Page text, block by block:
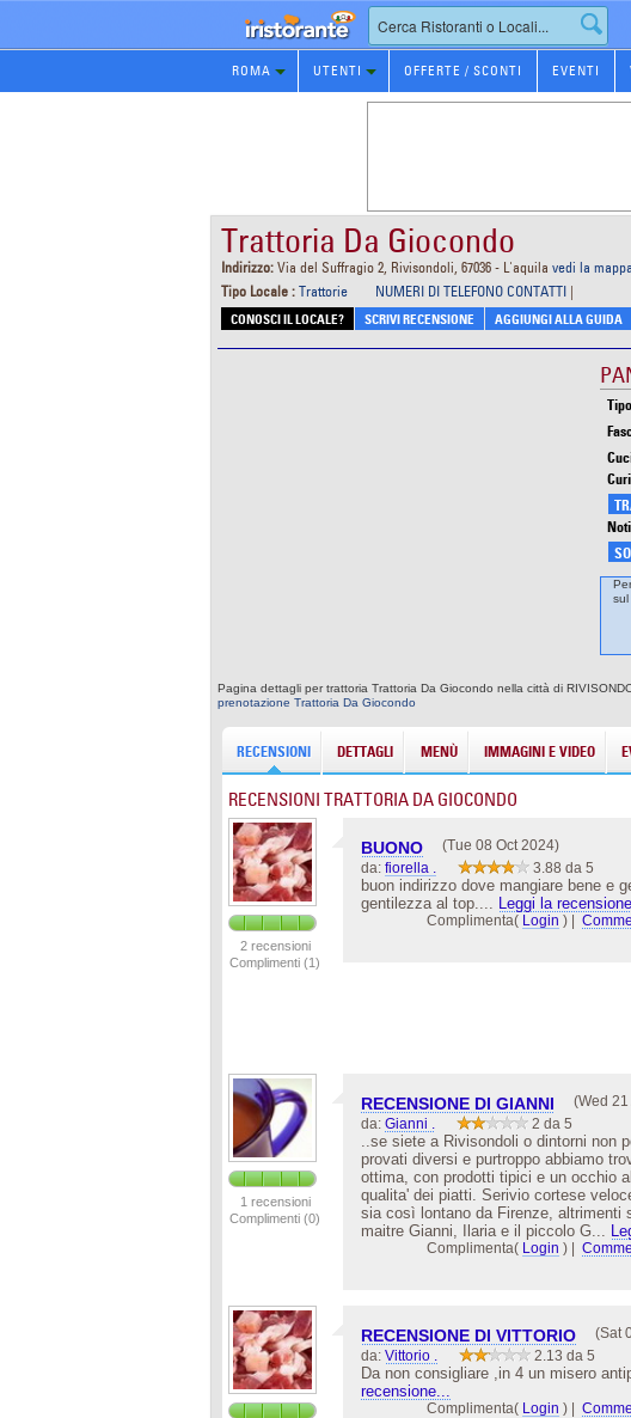
Prenotazione
Ristorante
ROMA UTENTI OFFERTE / SCONTI EVENTI
Trattoria Da Giocondo
Indirizzo: Via del Suffragio 2, Rivisondoli, 67036 - L'aquila vedi la mappa
Tipo Locale : Trattorie NUMERI DI TELEFONO CONTATTI |
CONOSCI IL LOCALE? SCRIVI RECENSIONE AGGIUNGI ALLA GUIDA
sul
Pagina dettagli per trattoria Trattoria Da Giocondo nella città di
prenotazione Trattoria Da Giocondo
RECENSIONI DETTAGLI MENÙ IMMAGINI E VIDEO
RECENSIONI TRATTORIA DA GIOCONDO
2 recensioni
Complimenti (1)
BUONO (Tue 08 Oct 2024)
da: fiorella . 3.88 da 5
buon indirizzo dove mangiare bene e
gentilezza al top....
Leggi la
Complimenta( Login )
1 recensioni
Complimenti (0)
RECENSIONE DI GIANNI (Wed
da: Gianni . 2 da 5
..se siete a Rivisondoli o dintorni non
provati diversi e purtroppo abbiamo
ottima, con prodotti tipici e un occhio
qualita' dei piatti. Serivio cortese
sia così lontano da Firenze, altrimenti
maitre Gianni, Ilaria e il piccolo G...
Complimenta( Login )
RECENSIONE DI VITTORIO (Sat
da: Vittorio . 2.13 da 5
Da non consigliare ,in 4 un misero
recensione...
Complimenta( Login )